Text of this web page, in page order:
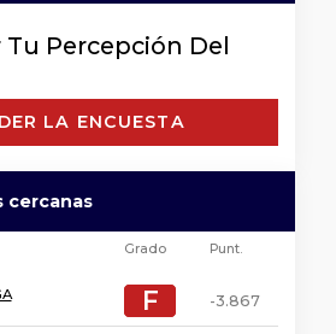
Percepción Del
LA ENCUESTA
cercanas
Grado Punt.
F
F -3.867